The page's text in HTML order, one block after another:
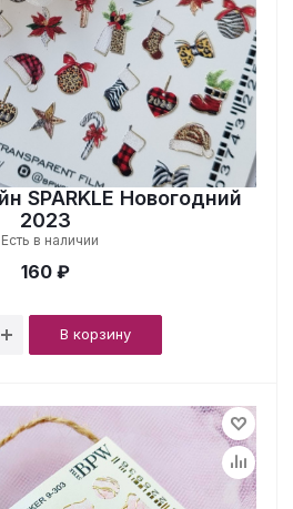
SPARKLE Новогодний
2023
Есть в наличии
160 ₽
В корзину